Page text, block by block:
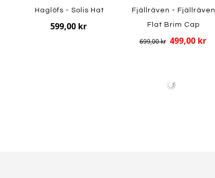
Haglöfs - Solis Hat
599,00 kr
Fjällräven - Fjällräven
Flat Brim Cap
699,00 kr 499,00 kr